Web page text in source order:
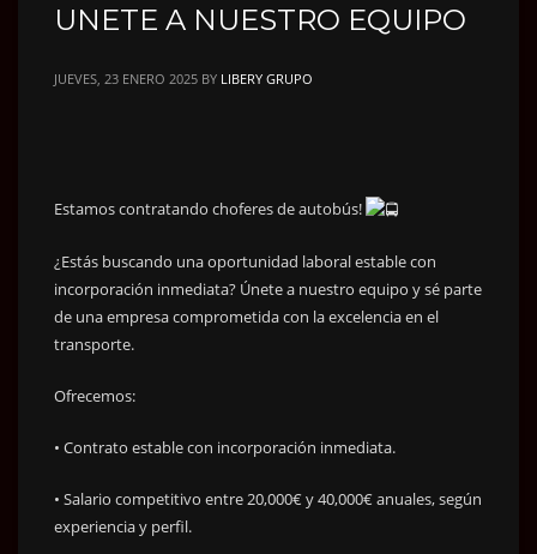
UNETE A NUESTRO EQUIPO
JUEVES, 23 ENERO 2025 BY LIBERY GRUPO
Estamos contratando choferes de autobús!
¿Estás buscando una oportunidad laboral estable con
incorporación inmediata? Únete a nuestro equipo y sé parte
de una empresa comprometida con la excelencia en el
transporte.
Ofrecemos:
• Contrato estable con incorporación inmediata.
• Salario competitivo entre 20,000€ y 40,000€ anuales, según
experiencia y perfil.